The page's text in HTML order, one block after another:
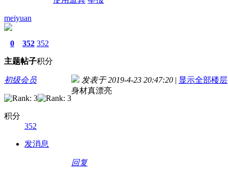
meiyuan
0
主题
352
帖子
352
积分
初级会员
积分
352
发消息
发表于 2019-4-23 20:47:20 | 显示全部楼层
身材真漂亮
回复